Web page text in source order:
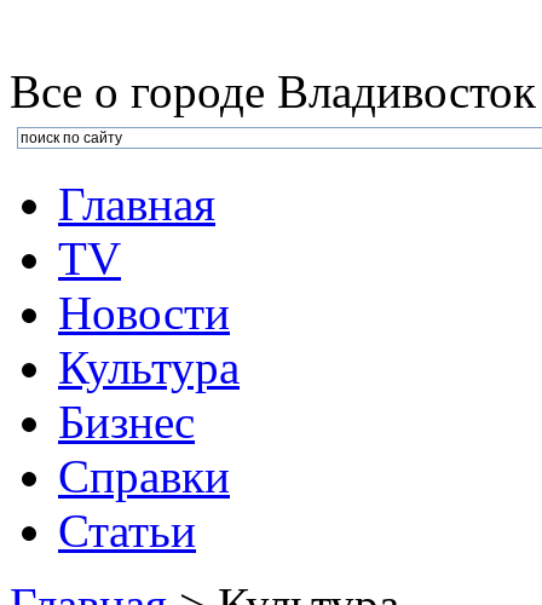
Все о городе Владивосток
Главная
TV
Новости
Культура
Бизнеc
Справки
Статьи